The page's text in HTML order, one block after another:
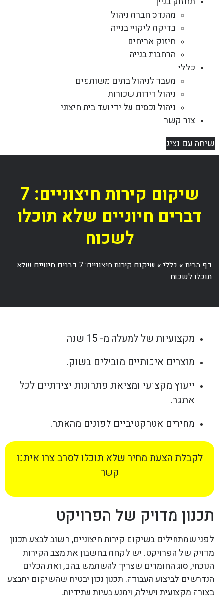
מהנדס חברת ניהול
בדיקת ליקויי בנייה
חיזוק אריחים
הרחבות בנייה
כללי
מעבר לניהול בתים משותפים
ניהול דירות שכורות
ניהול נכסים על ידי ועד בית חיצוני
צור קשר
שיחה עם נציג
שיקום קירות חיצוניים: 7
דברים חיוניים שלא תוכלו
לשכוח
דף הבית» כללי»
שיקום קירות חיצוניים: 7 דברים חיוניים שלא
תוכלו לשכוח
מקצועיות של למעלה מ- 15 שנה.
מוצרים איכותיים מובילים בשוק.
ייעוץ מקצועי ומציאת פתרונות יצירתיים לכל
אתגר.
מחירים אטרקטיביים לפונים מהאתר.
לקבלת הצעת מחיר שלא תוכלו לסרב צרו איתנו
קשר
תכנון מדויק של הפרויקט
לפני שמתחילים בשיקום קירות חיצוניים, חשוב לבצע תכנון
מדויק של הפרויקט. יש לקחת בחשבון את מצב הקירות
הנוכחי, סוג החומרים שצריך להשתמש בהם, ואת הכלים
הנדרשים לביצוע העבודה. תכנון נכון יבטיח שהשיקום יתבצע
בצורה מקצועית ויעילה, וימנע בעיות עתידיות.